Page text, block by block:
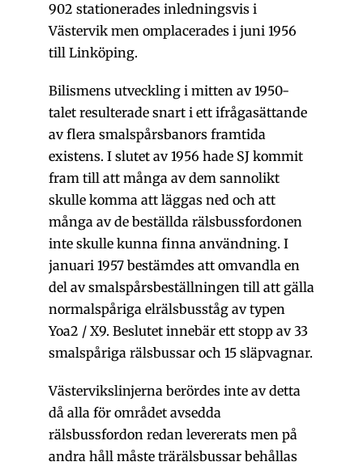
902 stationerades inledningsvis i
Västervik men omplacerades i juni 1956
till Linköping.
Bilismens utveckling i mitten av 1950-
talet resulterade snart i ett ifrågasättande
av flera smalspårsbanors framtida
existens. I slutet av 1956 hade SJ kommit
fram till att många av dem sannolikt
skulle komma att läggas ned och att
många av de beställda rälsbussfordonen
inte skulle kunna finna användning. I
januari 1957 bestämdes att omvandla en
del av smalspårsbeställningen till att gälla
normalspåriga elrälsbusståg av typen
Yoa2 / X9. Beslutet innebär ett stopp av 33
smalspåriga rälsbussar och 15 släpvagnar.
Västervikslinjerna berördes inte av detta
då alla för området avsedda
rälsbussfordon redan levererats men på
andra håll måste trärälsbussar behållas